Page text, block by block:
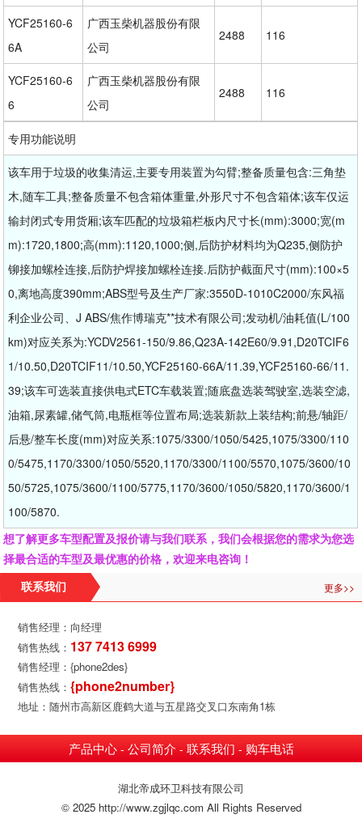
YCF25160-6
6A
广西玉柴机器股份有限
公司
2488 116
YCF25160-6
6
广西玉柴机器股份有限
公司
2488 116
专用功能说明
该车用于垃圾的收集清运,主要专用装置为勾臂;整备质量包含:三角垫
木,随车工具;整备质量不包含箱体重量,外形尺寸不包含箱体;该车仅运
输封闭式专用货厢;该车匹配的垃圾箱栏板内尺寸长(mm):3000;宽(m
m):1720,1800;高(mm):1120,1000;侧,后防护材料均为Q235,侧防护
铆接加螺栓连接,后防护焊接加螺栓连接.后防护截面尺寸(mm):100×5
0,离地高度390mm;ABS型号及生产厂家:3550D-1010C2000/东风福
利企业公司、J ABS/焦作博瑞克**技术有限公司;发动机/油耗值(L/100
km)对应关系为:YCDV2561-150/9.86,Q23A-142E60/9.91,D20TCIF6
1/10.50,D20TCIF11/10.50,YCF25160-66A/11.39,YCF25160-66/11.
39;该车可选装直接供电式ETC车载装置;随底盘选装驾驶室,选装空滤,
油箱,尿素罐,储气筒,电瓶框等位置布局;选装新款上装结构;前悬/轴距/
后悬/整车长度(mm)对应关系:1075/3300/1050/5425,1075/3300/110
0/5475,1170/3300/1050/5520,1170/3300/1100/5570,1075/3600/10
50/5725,1075/3600/1100/5775,1170/3600/1050/5820,1170/3600/1
100/5870.
想了解更多车型配置及报价请与我们联系，我们会根据您的需求为您选
择最合适的车型及最优惠的价格，欢迎来电咨询！
联系我们 更多>>
销售经理：向经理
销售热线： 137 7413 6999
销售经理：{phone2des}
销售热线：{phone2number}
地址：随州市高新区鹿鹤大道与五星路交叉口东南角1栋
产品中心- 公司简介 - 联系我们 - 购车电话
湖北帝成环卫科技有限公司
© 2025 http://www.zgjlqc.com All Rights Reserved